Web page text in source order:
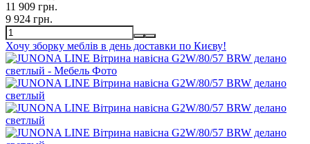
11 909 грн.
9 924 грн.
Хочу зборку меблів в день доставки по Києву!